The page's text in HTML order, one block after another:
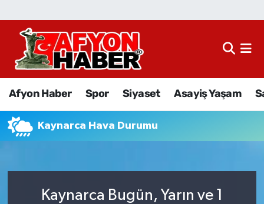
Afyon Haber Spor Siyaset Asayiş Yaşam
Kaynarca Hava Durumu
Kaynarca Bugün, Yarın ve 1
Afyon Haber
Asayiş Yaşam
Eğitim